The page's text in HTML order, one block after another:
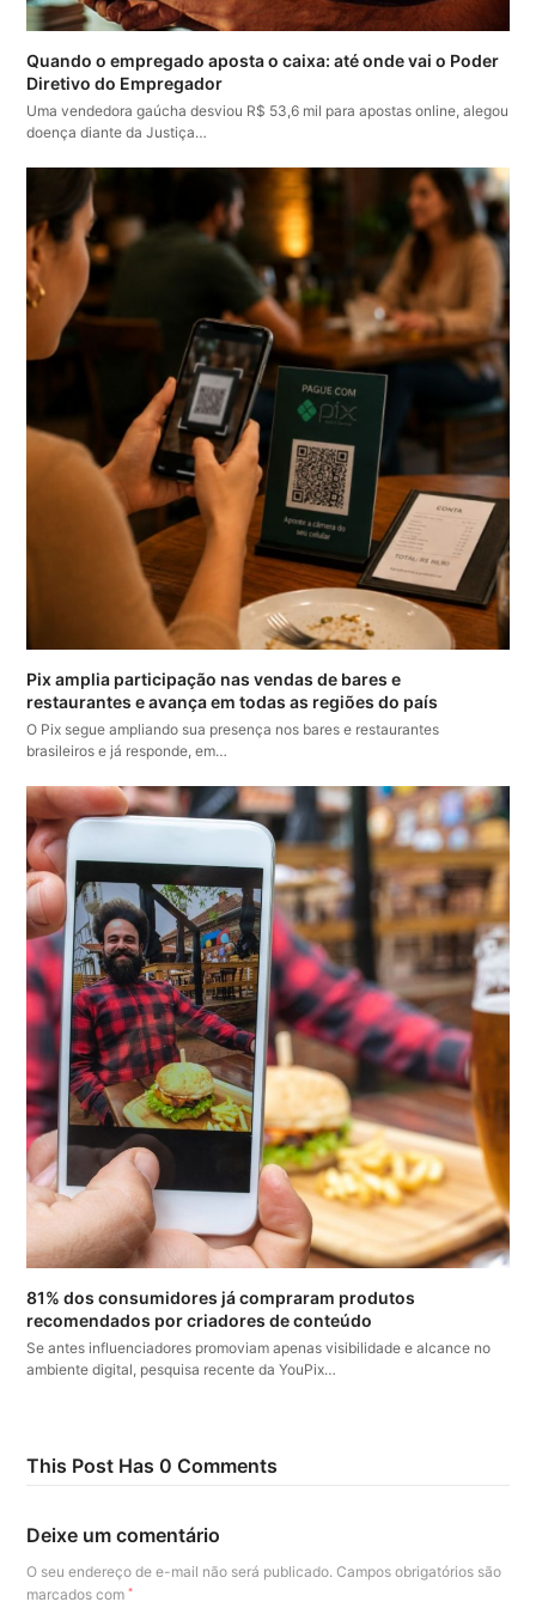
Quando o empregado aposta o caixa: até onde vai o Poder
Diretivo do Empregador
Uma vendedora gaúcha desviou R$ 53,6 mil para apostas online, alegou
doença diante da Justiça…
Pix amplia participação nas vendas de bares e
restaurantes e avança em todas as regiões do país
O Pix segue ampliando sua presença nos bares e restaurantes
brasileiros e já responde, em…
81% dos consumidores já compraram produtos
recomendados por criadores de conteúdo
Se antes influenciadores promoviam apenas visibilidade e alcance no
ambiente digital, pesquisa recente da YouPix…
This Post Has 0 Comments
Deixe um comentário
O seu endereço de e-mail não será publicado. Campos obrigatórios são
marcados com*